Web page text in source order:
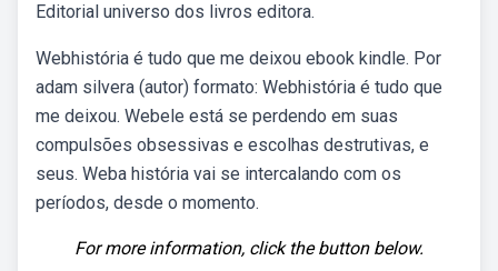
Editorial universo dos livros editora.
Webhistória é tudo que me deixou ebook kindle. Por
adam silvera (autor) formato: Webhistória é tudo que
me deixou. Webele está se perdendo em suas
compulsões obsessivas e escolhas destrutivas, e
seus. Weba história vai se intercalando com os
períodos, desde o momento.
For more information, click the button below.